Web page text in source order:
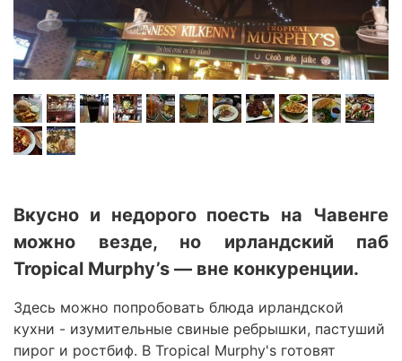
Вкусно и недорого поесть на Чавенге
можно везде, но ирландский паб
Tropical Murphy’s — вне конкуренции.
Здесь можно попробовать блюда ирландской
кухни - изумительные свиные ребрышки, пастуший
пирог и ростбиф. В Tropical Murphy's готовят